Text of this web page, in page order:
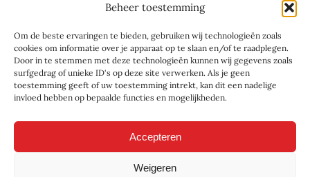
Beheer toestemming
Om de beste ervaringen te bieden, gebruiken wij technologieën zoals
cookies om informatie over je apparaat op te slaan en/of te raadplegen.
Door in te stemmen met deze technologieën kunnen wij gegevens zoals
surfgedrag of unieke ID's op deze site verwerken. Als je geen
toestemming geeft of uw toestemming intrekt, kan dit een nadelige
invloed hebben op bepaalde functies en mogelijkheden.
Accepteren
Weigeren
sociale media zoals Facebook & Instagram.